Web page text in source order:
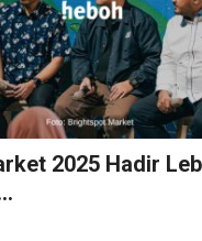
2025 Hadir